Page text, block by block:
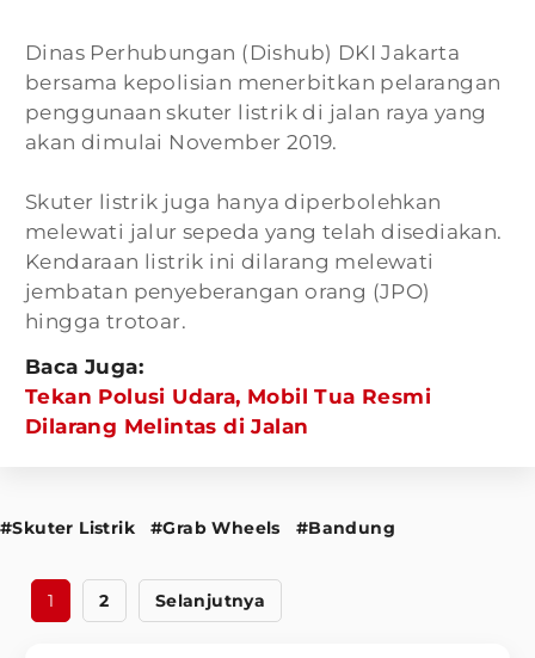
Dinas Perhubungan (Dishub) DKI Jakarta
bersama kepolisian menerbitkan pelarangan
penggunaan skuter listrik di jalan raya yang
akan dimulai November 2019.
Skuter listrik juga hanya diperbolehkan
melewati jalur sepeda yang telah disediakan.
Kendaraan listrik ini dilarang melewati
jembatan penyeberangan orang (JPO)
hingga trotoar.
Baca Juga:
Tekan Polusi Udara, Mobil Tua Resmi
Dilarang Melintas di Jalan
#Skuter Listrik #Grab Wheels #Bandung
1 2 Selanjutnya